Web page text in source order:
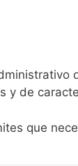
y de
que